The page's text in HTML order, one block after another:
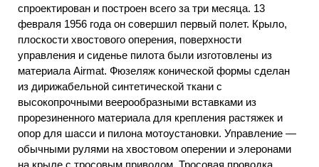
спроектирован и построен всего за три месяца. 13
февраля 1956 года он совершил первый полет. Крыло,
плоскости хвостового оперения, поверхности
управления и сиденье пилота были изготовлены из
материала Airmat. Фюзеляж конической формы сделан
из дирижабельной синтетической ткани с
высокопрочными веерообразными вставками из
прорезиненного материала для крепления растяжек и
опор для шасси и пилона мотоустановки. Управление —
обычными рулями на хвостовом оперении и элеронами
на крыле с тросовым приводом. Тросовая проводка